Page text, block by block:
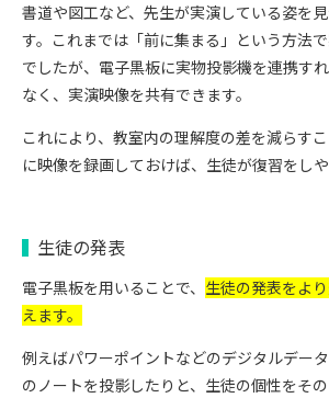
書道や図工など、先生が実演している姿を
す。これまでは「前に集まる」という方法
でしたが、電子黒板に実物投影機を連携す
なく、実演映像を共有できます。
これにより、 教室内の理解度の差を減らすこ
に映像を録画しておけば、生徒が復習をしや
生徒の発表
電子黒板を用いることで、 生徒の発表をよ
えます。
例えばパワーポイントなどのデジタルデー
のノートを投影したりと、生徒の個性をそ